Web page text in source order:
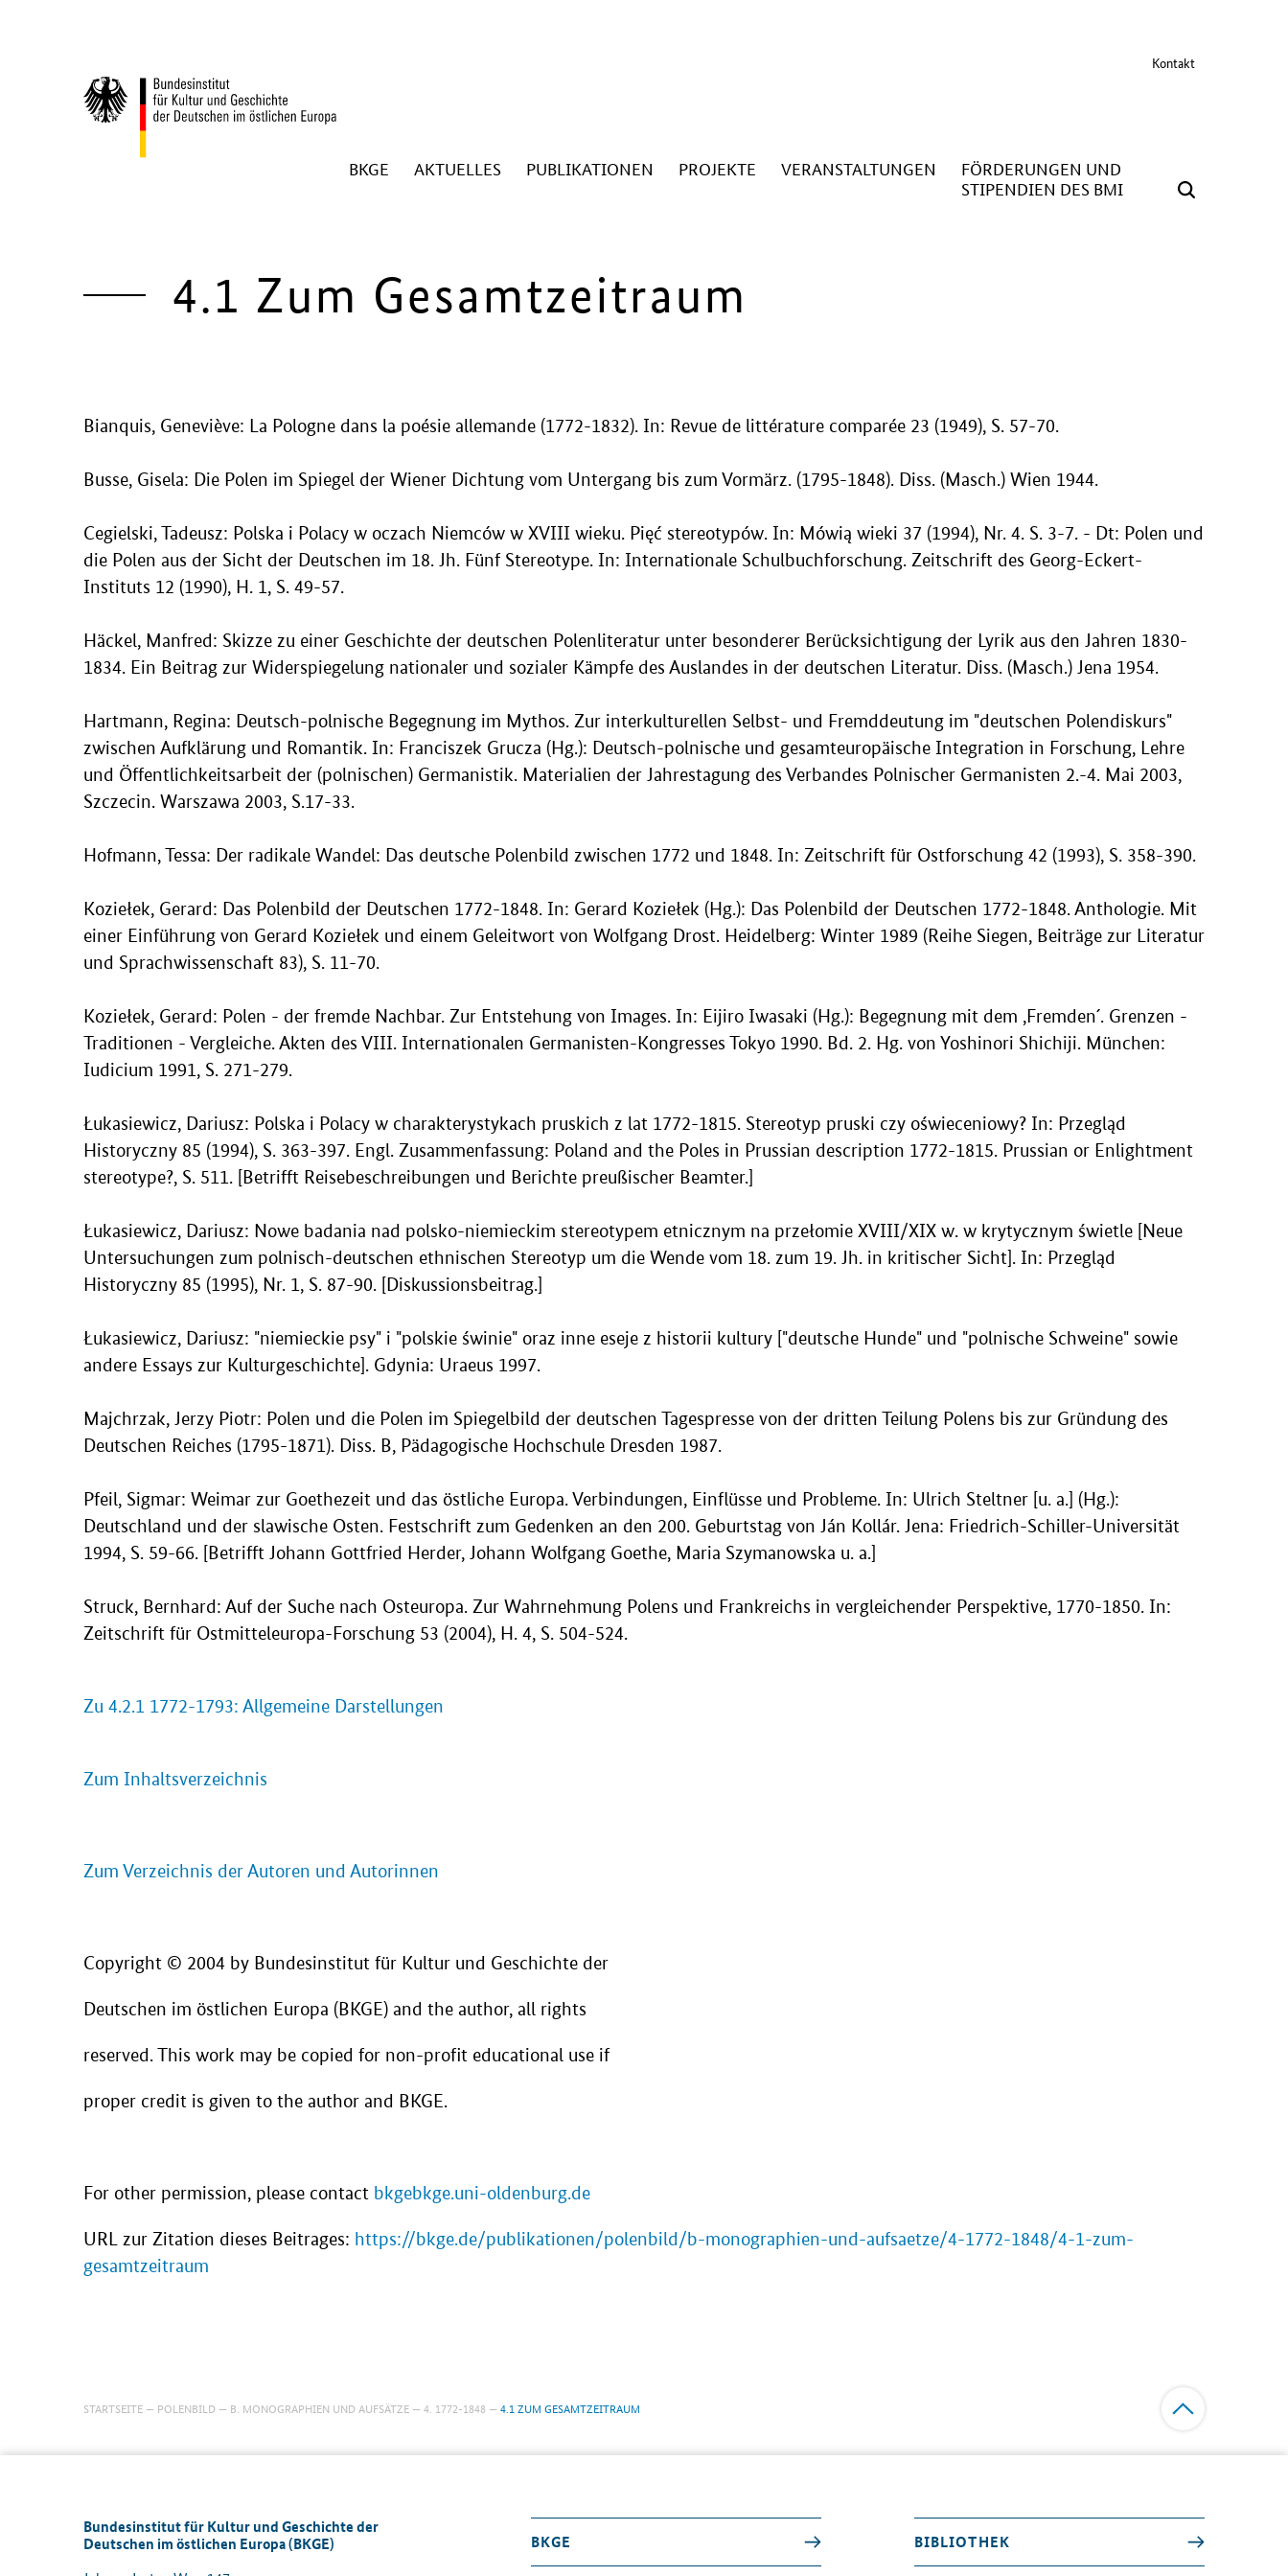
Kontakt
BKGE AKTUELLES PUBLIKATIONEN PROJEKTE VERANSTALTUNGEN
FÖRDERUNGEN UND
STIPENDIEN DES BMI
4.1 Zum Gesamtzeitraum
Bianquis, Geneviève: La Pologne dans la poésie allemande (1772-1832). In: Revue de littérature comparée 23 (1949), S. 57-70.
Busse, Gisela: Die Polen im Spiegel der Wiener Dichtung vom Untergang bis zum Vormärz. (1795-1848). Diss. (Masch.) Wien 1944.
Cegielski, Tadeusz: Polska i Polacy w oczach Niemców w XVIII wieku. Pięć stereotypów. In: Mówią wieki 37 (1994), Nr. 4. S. 3-7. - Dt: Polen und
die Polen aus der Sicht der Deutschen im 18. Jh. Fünf Stereotype. In: Internationale Schulbuchforschung. Zeitschrift des Georg-Eckert-
Instituts 12 (1990), H. 1, S. 49-57.
Häckel, Manfred: Skizze zu einer Geschichte der deutschen Polenliteratur unter besonderer Berücksichtigung der Lyrik aus den Jahren 1830-
1834. Ein Beitrag zur Widerspiegelung nationaler und sozialer Kämpfe des Auslandes in der deutschen Literatur. Diss. (Masch.) Jena 1954.
Hartmann, Regina: Deutsch-polnische Begegnung im Mythos. Zur interkulturellen Selbst- und Fremddeutung im "deutschen Polendiskurs"
zwischen Aufklärung und Romantik. In: Franciszek Grucza (Hg.): Deutsch-polnische und gesamteuropäische Integration in Forschung, Lehre
und Öffentlichkeitsarbeit der (polnischen) Germanistik. Materialien der Jahrestagung des Verbandes Polnischer Germanisten 2.-4. Mai 2003,
Szczecin. Warszawa 2003, S.17-33.
Hofmann, Tessa: Der radikale Wandel: Das deutsche Polenbild zwischen 1772 und 1848. In: Zeitschrift für Ostforschung 42 (1993), S. 358-390.
Koziełek, Gerard: Das Polenbild der Deutschen 1772-1848. In: Gerard Koziełek (Hg.): Das Polenbild der Deutschen 1772-1848. Anthologie. Mit
einer Einführung von Gerard Koziełek und einem Geleitwort von Wolfgang Drost. Heidelberg: Winter 1989 (Reihe Siegen, Beiträge zur Literatur
und Sprachwissenschaft 83), S. 11-70.
Koziełek, Gerard: Polen - der fremde Nachbar. Zur Entstehung von Images. In: Eijiro Iwasaki (Hg.): Begegnung mit dem ,Fremden´. Grenzen -
Traditionen - Vergleiche. Akten des VIII. Internationalen Germanisten-Kongresses Tokyo 1990. Bd. 2. Hg. von Yoshinori Shichiji. München:
Iudicium 1991, S. 271-279.
Łukasiewicz, Dariusz: Polska i Polacy w charakterystykach pruskich z lat 1772-1815. Stereotyp pruski czy oświeceniowy? In: Przegląd
Historyczny 85 (1994), S. 363-397. Engl. Zusammenfassung: Poland and the Poles in Prussian description 1772-1815. Prussian or Enlightment
stereotype?, S. 511. [Betrifft Reisebeschreibungen und Berichte preußischer Beamter.]
Łukasiewicz, Dariusz: Nowe badania nad polsko-niemieckim stereotypem etnicznym na przełomie XVIII/XIX w. w krytycznym świetle [Neue
Untersuchungen zum polnisch-deutschen ethnischen Stereotyp um die Wende vom 18. zum 19. Jh. in kritischer Sicht]. In: Przegląd
Historyczny 85 (1995), Nr. 1, S. 87-90. [Diskussionsbeitrag.]
Łukasiewicz, Dariusz: "niemieckie psy" i "polskie świnie" oraz inne eseje z historii kultury ["deutsche Hunde" und "polnische Schweine" sowie
andere Essays zur Kulturgeschichte]. Gdynia: Uraeus 1997.
Majchrzak, Jerzy Piotr: Polen und die Polen im Spiegelbild der deutschen Tagespresse von der dritten Teilung Polens bis zur Gründung des
Deutschen Reiches (1795-1871). Diss. B, Pädagogische Hochschule Dresden 1987.
Pfeil, Sigmar: Weimar zur Goethezeit und das östliche Europa. Verbindungen, Einflüsse und Probleme. In: Ulrich Steltner [u. a.] (Hg.):
Deutschland und der slawische Osten. Festschrift zum Gedenken an den 200. Geburtstag von Ján Kollár. Jena: Friedrich-Schiller-Universität
1994, S. 59-66. [Betrifft Johann Gottfried Herder, Johann Wolfgang Goethe, Maria Szymanowska u. a.]
Struck, Bernhard: Auf der Suche nach Osteuropa. Zur Wahrnehmung Polens und Frankreichs in vergleichender Perspektive, 1770-1850. In:
Zeitschrift für Ostmitteleuropa-Forschung 53 (2004), H. 4, S. 504-524.
Zu 4.2.1 1772-1793: Allgemeine Darstellungen
Zum Inhaltsverzeichnis
Zum Verzeichnis der Autoren und Autorinnen
Copyright © 2004 by Bundesinstitut für Kultur und Geschichte der
Deutschen im östlichen Europa (BKGE) and the author, all rights
reserved. This work may be copied for non-profit educational use if
proper credit is given to the author and BKGE.
For other permission, please contact bkgebkge.uni-oldenburg.de
URL zur Zitation dieses Beitrages: https://bkge.de/publikationen/polenbild/b-monographien-und-aufsaetze/4-1772-1848/4-1-zum-
gesamtzeitraum
STARTSEITE POLENBILD B. MONOGRAPHIEN UND AUFSÄTZE 4. 1772-1848 4.1 ZUM GESAMTZEITRAUM
Bundesinstitut für Kultur und Geschichte der
Deutschen im östlichen Europa (BKGE)
BKGE BIBLIOTHEK